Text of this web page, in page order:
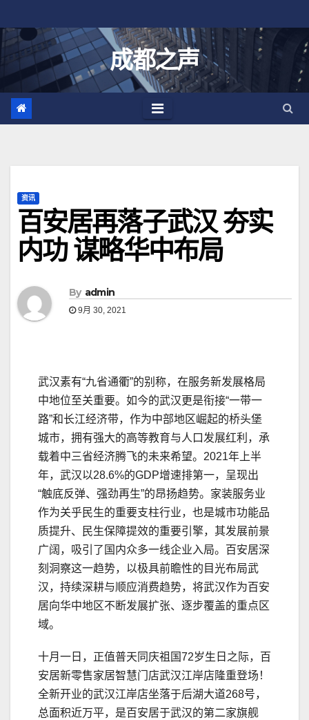
至
成都之声
资讯
百安居再落子武汉 夯实
内功 谋略华中布局
By admin
9月 30, 2021
武汉素有“九省通衢”的别称，在服务新发展格局
中地位至关重要。如今的武汉更是衔接“一带一
路”和长江经济带，作为中部地区崛起的桥头堡
城市，拥有强大的高等教育与人口发展红利，承
载着中三省经济腾飞的未来希望。2021年上半
年，武汉以28.6%的GDP增速排第一，呈现出
“触底反弹、强劲再生”的昂扬趋势。家装服务业
作为关乎民生的重要支柱行业，也是城市功能品
质提升、民生保障提效的重要引擎，其发展前景
广阔，吸引了国内众多一线企业入局。百安居深
刻洞察这一趋势，以极具前瞻性的目光布局武
汉，持续深耕与顺应消费趋势，将武汉作为百安
居向华中地区不断发展扩张、逐步覆盖的重点区
域。
十月一日，正值普天同庆祖国72岁生日之际，百
安居新零售家居智慧门店武汉江岸店隆重登场！
全新开业的武汉江岸店坐落于后湖大道268号，
总面积近万平，是百安居于武汉的第二家旗舰